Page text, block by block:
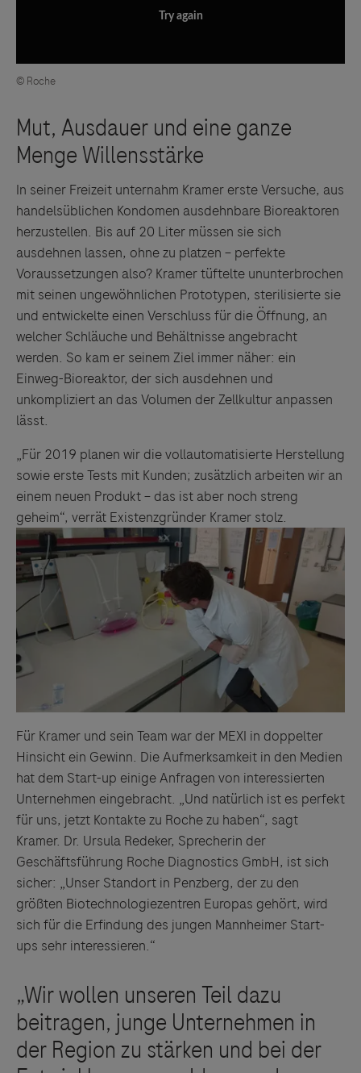
© Roche
Try again
In seiner Freizeit unternahm Kramer erste Versuche, aus
handelsüblichen Kondomen ausdehnbare Bioreaktoren
herzustellen. Bis auf 20 Liter müssen sie sich
ausdehnen lassen, ohne zu platzen – perfekte
Voraussetzungen also? Kramer tüftelte ununterbrochen
mit seinen ungewöhnlichen Prototypen, sterilisierte sie
und entwickelte einen Verschluss für die Öffnung, an
welcher Schläuche und Behältnisse angebracht
werden. So kam er seinem Ziel immer näher: ein
Einweg-Bioreaktor, der sich ausdehnen und
unkompliziert an das Volumen der Zellkultur anpassen
lässt.
„Für 2019 planen wir die vollautomatisierte Herstellung
sowie erste Tests mit Kunden; zusätzlich arbeiten wir an
einem neuen Produkt – das ist aber noch streng
geheim“, verrät Existenzgründer Kramer stolz.
Für Kramer und sein Team war der MEXI in doppelter
Hinsicht ein Gewinn. Die Aufmerksamkeit in den Medien
hat dem Start-up einige Anfragen von interessierten
Unternehmen eingebracht. „Und natürlich ist es perfekt
für uns, jetzt Kontakte zu Roche zu haben“, sagt
Kramer. Dr. Ursula Redeker, Sprecherin der
Geschäftsführung Roche Diagnostics GmbH, ist sich
sicher: „Unser Standort in Penzberg, der zu den
größten Biotechnologiezentren Europas gehört, wird
sich für die Erfindung des jungen Mannheimer Start-
ups sehr interessieren.“
Links zu Websites Dritter werden im Sinne des
Servicegedankens angeboten. Der Herausgeber äußert